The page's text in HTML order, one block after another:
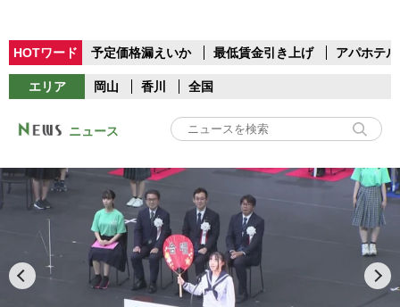
HOTワード 予定価格漏えいか 最低賃金引き上げ アパホテル
エリア 岡山 香川 全国
ニュース
Play